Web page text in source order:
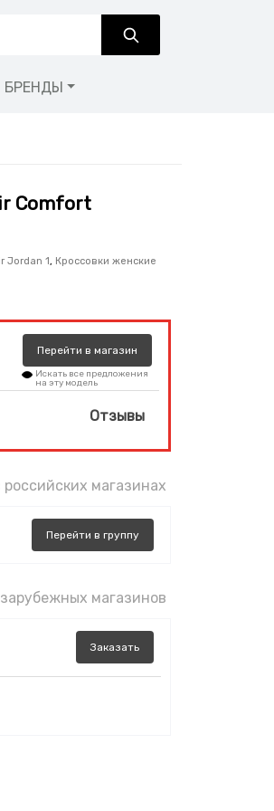
БРЕНДЫ
Comfort
Jordan 1, Кроссовки женские
Перейти в магазин
Искать все предложения
на эту модель
Отзывы
российских магазинах
Перейти в группу
магазинов
Заказать